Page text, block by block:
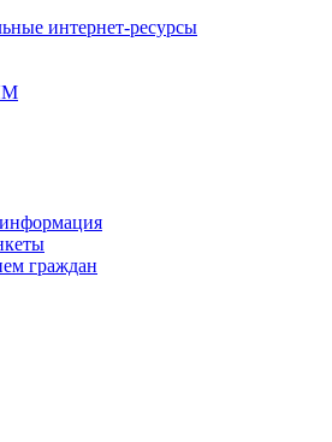
интернет-ресурсы
граждан